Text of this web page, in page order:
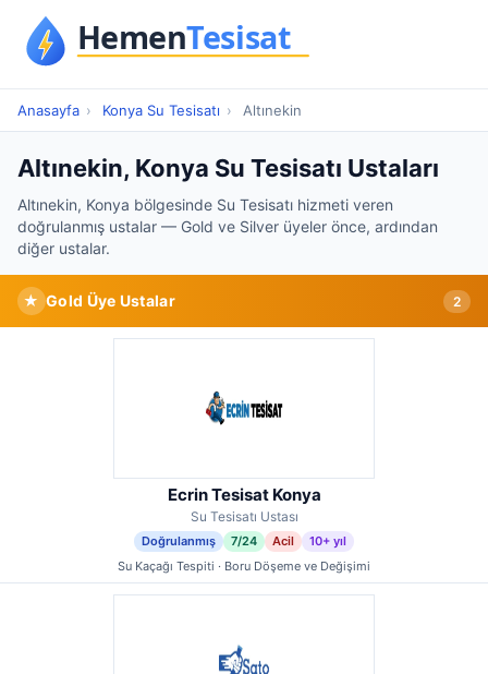
Anasayfa › Konya Su Tesisatı › Altınekin
Altınekin, Konya Su Tesisatı Ustaları
Altınekin, Konya bölgesinde Su Tesisatı hizmeti veren
doğrulanmış ustalar — Gold ve Silver üyeler önce, ardından
diğer ustalar.
★ Gold Üye Ustalar 2
Ecrin Tesisat Konya
Su Tesisatı Ustası
Doğrulanmış 7/24 Acil
10+ yıl
Su Kaçağı Tespiti · Boru Döşeme ve Değişimi